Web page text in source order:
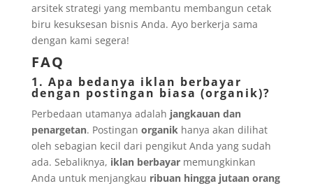
arsitek strategi yang membantu membangun cetak
biru kesuksesan bisnis Anda. Ayo berkerja sama
dengan kami segera!
FAQ
1. Apa bedanya iklan berbayar
dengan postingan biasa (organik)?
Perbedaan utamanya adalah jangkauan dan
penargetan. Postingan organikhanya akan dilihat
oleh sebagian kecil dari pengikut Anda yang sudah
ada. Sebaliknya, iklan berbayarmemungkinkan
Anda untuk menjangkau ribuan hingga jutaan orang